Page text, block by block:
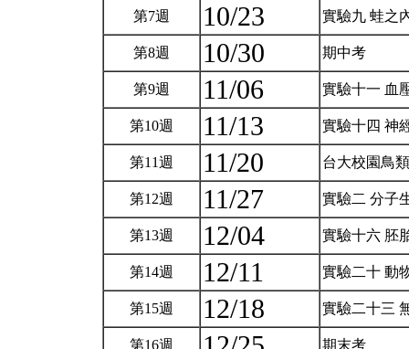
第7週 10/23 實驗九 蛙之
第8週 10/30 期中考
第9週 11/06 實驗十一 血
第10週 11/13 實驗十四 神
第11週 11/20 台大校園鳥
第12週 11/27 實驗二 分子
第13週 12/04 實驗十六 胚
第14週 12/11 實驗二十 動
第15週 12/18 實驗二十三
第16週 期末考